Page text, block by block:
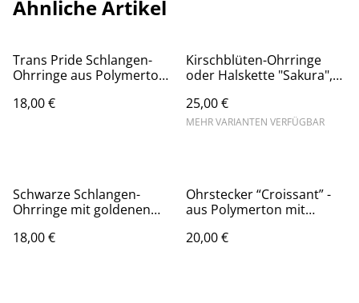
Ähnliche Artikel
Trans Pride Schlangen-
Ohrringe aus Polymerton
Ohrhänger aus
18,00 €
Kirschblüten-Ohrringe
oder Halskette "Sakura",
aus Polymerton und
nickelfreiem Edelstahl
25,00 €
MEHR VARIANTEN VERFÜGBAR
Schwarze Schlangen-
Ohrringe mit goldenen
mit hypoallergenem
18,00 €
Ohrstecker “Croissant” -
aus Polymerton mit
aus vergoldetem Edelstahl
20,00 €